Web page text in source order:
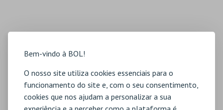
Bem-vindo à BOL!
O nosso site utiliza cookies essenciais para o
funcionamento do site e, com o seu consentimento,
cookies que nos ajudam a personalizar a sua